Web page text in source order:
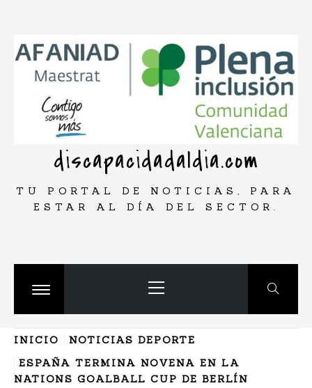
contenido
discapacidadaldia.com
TU PORTAL DE NOTICIAS, PARA
ESTAR AL DÍA DEL SECTOR.
Cambiar
principal
INICIO
NOTICIAS DEPORTE
ESPAÑA TERMINA NOVENA EN LA
NATIONS GOALBALL CUP DE BERLÍN